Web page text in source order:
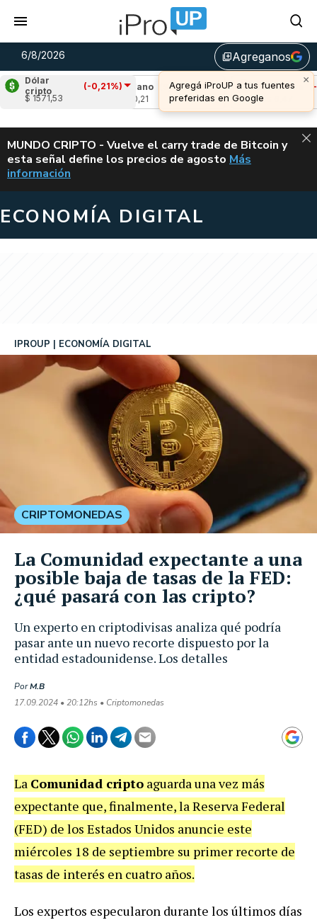
6/8/2026 library_addAgreganos
×
Agregá iProUP a tus fuentes
preferidas en Google
Dólar
cripto
(-0,21%)
$ 1571,53
Cardano
(9,15%)
Avalanche (-
u$s 6,47
ALERTA
MUNDO CRIPTO - Vuelve el carry trade de Bitcoin y
esta señal define los precios de agosto VUELVE EL
Más
información
ECONOMÍA DIGITAL
Un experto en criptodivisas analiza qué podría
pasar ante un nuevo recorte dispuesto por la
entidad estadounidense. Los detalles
IPROUP ECONOMÍA DIGITAL
PorM.B
17.09.2024 • 20:12hs • Criptomonedas
CRIPTOMONEDAS
La Comunidad expectante a una
posible baja de tasas de la FED:
¿qué pasará con las cripto?
La Comunidad cripto aguarda una vez más
expectante que, finalmente, la Reserva Federal
(FED) de los Estados Unidos anuncie este
miércoles 18 de septiembre su primer recorte de
tasas de interés en cuatro años.
Los expertos especularon durante los últimos días